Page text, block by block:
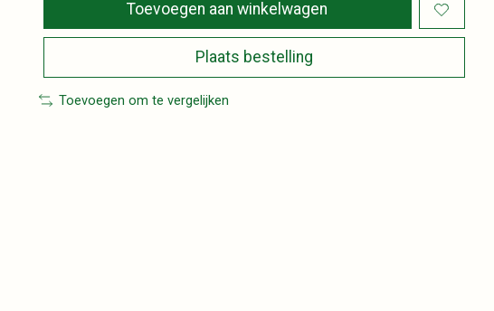
Toevoegen aan winkelwagen
Plaats bestelling
Toevoegen om te vergelijken